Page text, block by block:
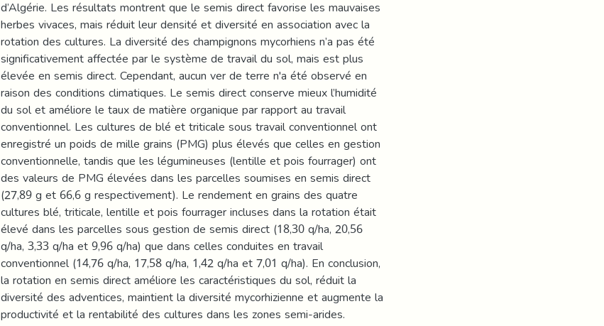
d’Algérie. Les résultats montrent que le semis direct favorise les mauvaises
herbes vivaces, mais réduit leur densité et diversité en association avec la
rotation des cultures. La diversité des champignons mycorhiens n’a pas été
significativement affectée par le système de travail du sol, mais est plus
élevée en semis direct. Cependant, aucun ver de terre n'a été observé en
raison des conditions climatiques. Le semis direct conserve mieux l’humidité
du sol et améliore le taux de matière organique par rapport au travail
conventionnel. Les cultures de blé et triticale sous travail conventionnel ont
enregistré un poids de mille grains (PMG) plus élevés que celles en gestion
conventionnelle, tandis que les légumineuses (lentille et pois fourrager) ont
des valeurs de PMG élevées dans les parcelles soumises en semis direct
(27,89 g et 66,6 g respectivement). Le rendement en grains des quatre
cultures blé, triticale, lentille et pois fourrager incluses dans la rotation était
élevé dans les parcelles sous gestion de semis direct (18,30 q/ha, 20,56
q/ha, 3,33 q/ha et 9,96 q/ha) que dans celles conduites en travail
conventionnel (14,76 q/ha, 17,58 q/ha, 1,42 q/ha et 7,01 q/ha). En conclusion,
la rotation en semis direct améliore les caractéristiques du sol, réduit la
diversité des adventices, maintient la diversité mycorhizienne et augmente la
productivité et la rentabilité des cultures dans les zones semi-arides.